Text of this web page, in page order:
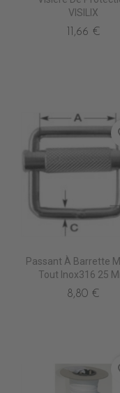
VISILIX
11,66 €
Passant À Barrette
Tout Inox316 25
8,80 €